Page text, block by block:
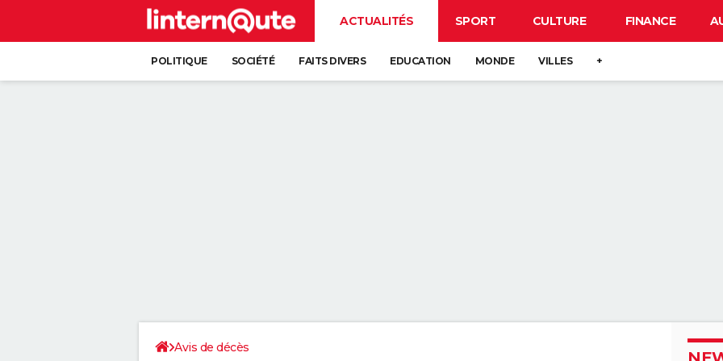
ACTUALITÉS SPORT CULTURE FINANCE
POLITIQUE SOCIÉTÉ FAITS DIVERS EDUCATION MONDE VILLES +
Avis de décès